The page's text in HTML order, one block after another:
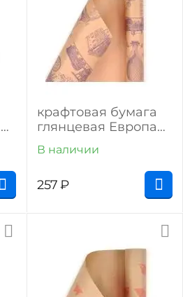
крафтовая бумага
глянцевая Европа
"Марки" (тёмно-
фиолетовый на
В наличии
257₽